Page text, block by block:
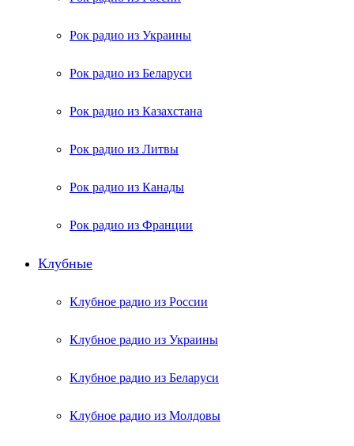
Рок радио из Украины
Рок радио из Беларуси
Рок радио из Казахстана
Рок радио из Литвы
Рок радио из Канады
Рок радио из Франции
Клубные
Клубное радио из России
Клубное радио из Украины
Клубное радио из Беларуси
Клубное радио из Молдовы